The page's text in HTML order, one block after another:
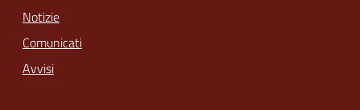
Notizie
Comunicati
Avvisi